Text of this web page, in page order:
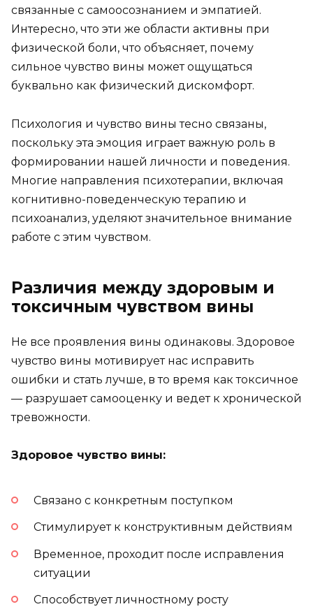
связанные с самоосознанием и эмпатией.
Интересно, что эти же области активны при
физической боли, что объясняет, почему
сильное чувство вины может ощущаться
буквально как физический дискомфорт.
Психология и чувство вины тесно связаны,
поскольку эта эмоция играет важную роль в
формировании нашей личности и поведения.
Многие направления психотерапии, включая
когнитивно-поведенческую терапию и
психоанализ, уделяют значительное внимание
работе с этим чувством.
Различия между здоровым и
токсичным чувством вины
Не все проявления вины одинаковы. Здоровое
чувство вины мотивирует нас исправить
ошибки и стать лучше, в то время как токсичное
— разрушает самооценку и ведет к хронической
тревожности.
Здоровое чувство вины:
Связано с конкретным поступком
Стимулирует к конструктивным действиям
Временное, проходит после исправления
ситуации
Способствует личностному росту